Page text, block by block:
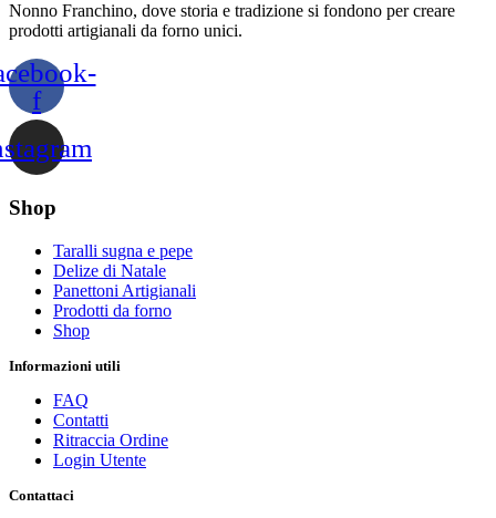
Nonno Franchino, dove storia e tradizione si fondono per creare
prodotti artigianali da forno unici.
f
Shop
Taralli sugna e pepe
Delize di Natale
Panettoni Artigianali
Prodotti da forno
Shop
Informazioni utili
FAQ
Contatti
Ritraccia Ordine
Login Utente
Contattaci